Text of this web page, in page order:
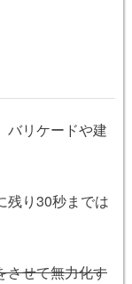
バリケードや建
残り30秒までは
させて無力化す